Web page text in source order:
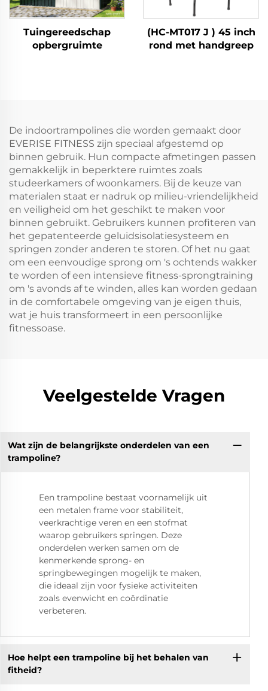
Tuingereedschap
opbergruimte
(HC-MT017 J ) 45 inch
rond met handgreep
De indoortrampolines die worden gemaakt door
EVERISE FITNESS zijn speciaal afgestemd op
binnen gebruik. Hun compacte afmetingen passen
gemakkelijk in beperktere ruimtes zoals
studeerkamers of woonkamers. Bij de keuze van
materialen staat er nadruk op milieu-vriendelijkheid
en veiligheid om het geschikt te maken voor
binnen gebruikt. Gebruikers kunnen profiteren van
het gepatenteerde geluidsisolatiesysteem en
springen zonder anderen te storen. Of het nu gaat
om een eenvoudige sprong om 's ochtends wakker
te worden of een intensieve fitness-sprongtraining
om 's avonds af te winden, alles kan worden gedaan
in de comfortabele omgeving van je eigen thuis,
wat je huis transformeert in een persoonlijke
fitnessoase.
Veelgestelde Vragen
Wat zijn de belangrijkste onderdelen van een
trampoline?
Een trampoline bestaat voornamelijk uit
een metalen frame voor stabiliteit,
veerkrachtige veren en een stofmat
waarop gebruikers springen. Deze
onderdelen werken samen om de
kenmerkende sprong- en
springbewegingen mogelijk te maken,
die ideaal zijn voor fysieke activiteiten
zoals evenwicht en coördinatie
verbeteren.
Hoe helpt een trampoline bij het behalen van
fitheid?